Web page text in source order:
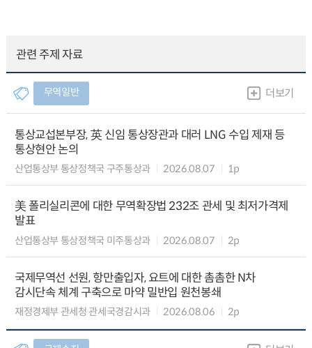
관련 주제 자료
무역일반 더보기
통상교섭본부장, 英 신임 통상장관과 대러 LNG 수입 제재 등
통상현안 논의
산업통상부 통상정책국 구주통상과 2026.08.07 1p
美 폴리실리콘에 대한 무역확장법 232조 관세 및 최저가격제
발표
산업통상부 통상정책국 미주통상과 2026.08.07 2p
국제무역선 선원, 항만출입자, 요트에 대한 촘촘한 N차
감시단속 체계 구축으로 마약 밀반입 원천봉쇄
재정경제부 관세청 관세국경감시과 2026.08.06 2p